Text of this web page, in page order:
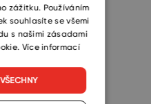
zakázek?
zážitku. Používáním
souhlasíte se všemi
s našimi zásadami
Více informací